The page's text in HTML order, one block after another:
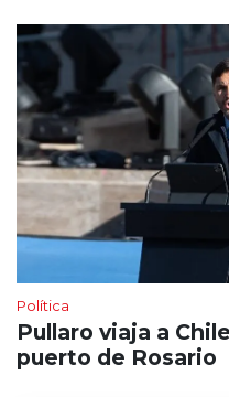
Política
Pullaro viaja a
puerto de Rosario